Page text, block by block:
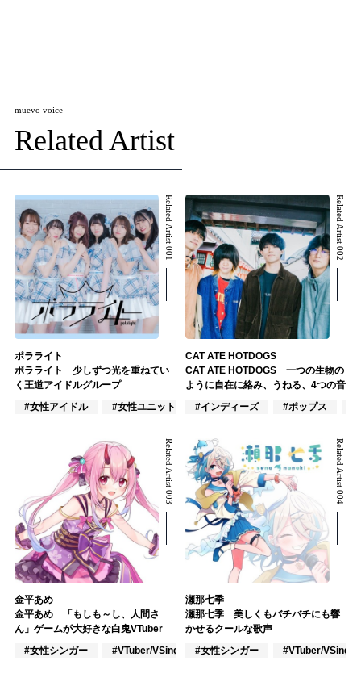
muevo voice
Related Artist
Related Artist 001
ポラライト
ポラライト 少しずつ光を重ねてい
く王道アイドルグループ
#女性アイドル
#女性ユニット #J-POP
Related Artist 002
CAT ATE HOTDOGS
CAT ATE HOTDOGS 一つの生物の
ように自在に絡み、うねる、4つの音
#インディーズ
#ポップス
Related Artist 003
金平あめ
金平あめ 「もしも～し、人間さ
ん」ゲームが大好きな白鬼VTuber
#女性シンガー
#VTuber/VSinger #アニメ/ゲーム
Related Artist 004
瀬那七季
瀬那七季 美しくもバチバチにも響
かせるクールな歌声
#女性シンガー
#VTuber/VSinger